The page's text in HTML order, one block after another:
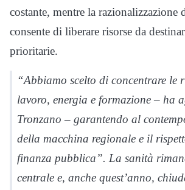
costante, mentre la razionalizzazione
consente di liberare risorse da
prioritarie.
“Abbiamo scelto di concentrare le
lavoro, energia e formazione – ha
Tronzano – garantendo al
della macchina regionale e il
finanza pubblica”. La sanità
centrale e, anche quest’anno,